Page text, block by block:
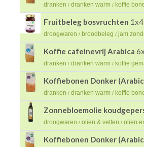
dranken / dranken warm / koffie
Fruitbeleg bosvruchten
droogwaren / broodbeleg / jam
Koffie cafeinevrij Arabica
dranken / dranken warm / koffie
Koffiebonen Donker
dranken / dranken warm / koffie
Zonnebloemolie
droogwaren / olien & vetten / olien
Koffiebonen Donker